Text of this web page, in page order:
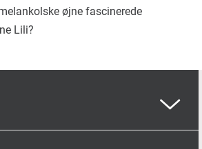
øjne fascinerede
Lili?